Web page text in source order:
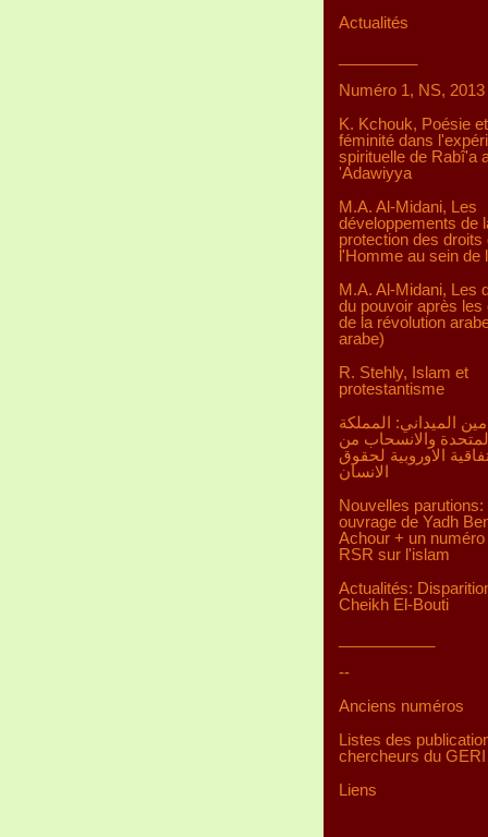
Actualités
Numéro 1, NS, 2013
K. Kchouk, Poésie et
féminité dans
spirituelle de Rabî'a
'Adawiyya
M.A. Al-Midani, Les
développements de
protection des droits
l'Homme au sein de
M.A. Al-Midani, Les
du pouvoir après les
de la révolution
arabe)
R. Stehly, Islam et
protestantisme
الميداني: المملكة
والانسحاب من
الاوروبية لحقوق
الانسان
Nouvelles parutions:
ouvrage de Yadh
Achour + un numéro
RSR sur l'islam
Actualités:
Cheikh El-Bouti
--
Anciens numéros
Listes des
chercheurs du GERI
Liens